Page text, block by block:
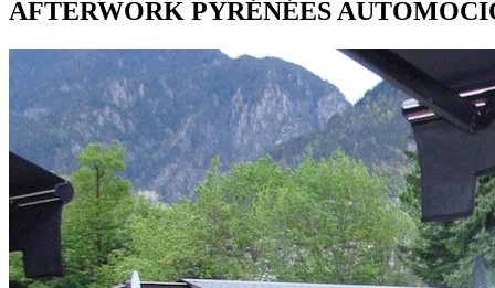
AFTERWORK PYRÉNÉES